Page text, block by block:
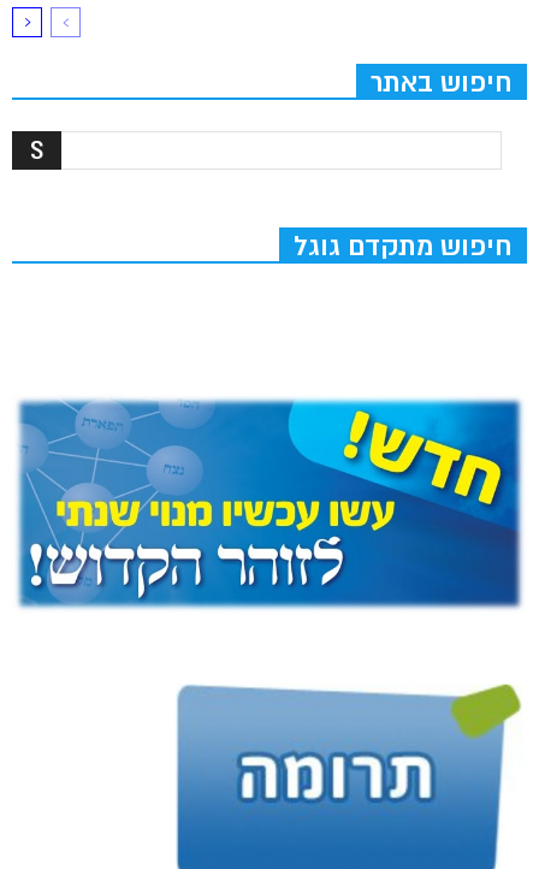
חיפוש באתר
חיפוש מתקדם גוגל